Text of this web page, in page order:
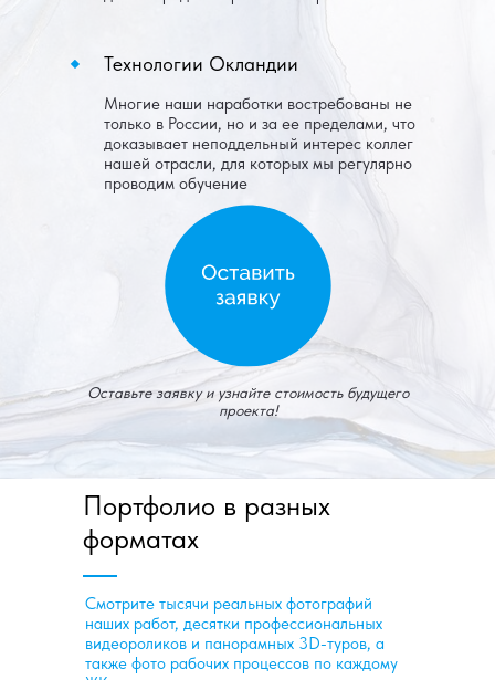
Оставьте заявку и узнайте стоимость будущего
проекта!
Технологии Окландии
Многие наши наработки востребованы не
только в России, но и за ее пределами, что
доказывает неподдельный интерес коллег
нашей отрасли, для которых мы регулярно
проводим обучение
Портфолио в разных
форматах
Смотрите тысячи реальных фотографий
наших работ, десятки профессиональных
видеороликов и панорамных 3D-туров, а
также фото рабочих процессов по каждому